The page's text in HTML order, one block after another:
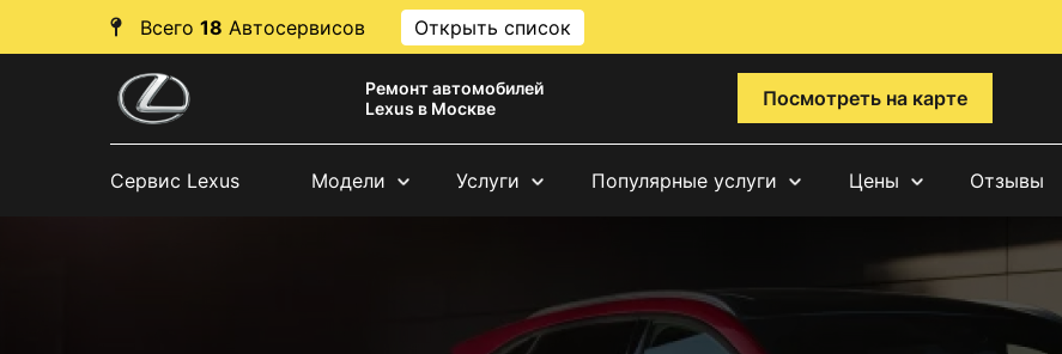
Всего 18 Автосервисов Открыть список
Ремонт автомобилей
Lexus в Москве
Посмотреть на карте
Сервис Lexus Модели Услуги Популярные услуги Цены Отзывы